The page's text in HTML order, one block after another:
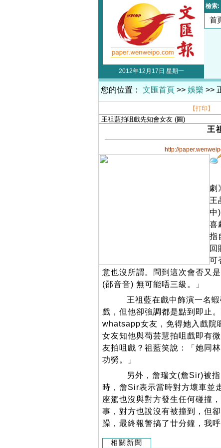
檢索:
首
2012年12月17日 星期一
您的位置： 文匯首頁 >> 娛樂 >>
【打印】
王
http://
劇
王
中
喜
指
回
可
意也沒所謂。問到這次會否又
(邵音音) 無可能唔三級。」
王祖藍在戲中飾演一名蝦
戲，但他卻強調都是點到即止
whatsapp女友，免得她入戲院
女友知他與苟芸慧拍咀戲即有
友拍咀戲？祖藍笑說：「她同
功勞。」
另外，詹瑞文(詹Sir)被指
時，詹Sir表示當時對方壞車並
座駕也沒與對方發生任何碰撞
事，對方也說沒有被撞到，但
躁，最終報警搞了廿分鐘，我
相關新聞